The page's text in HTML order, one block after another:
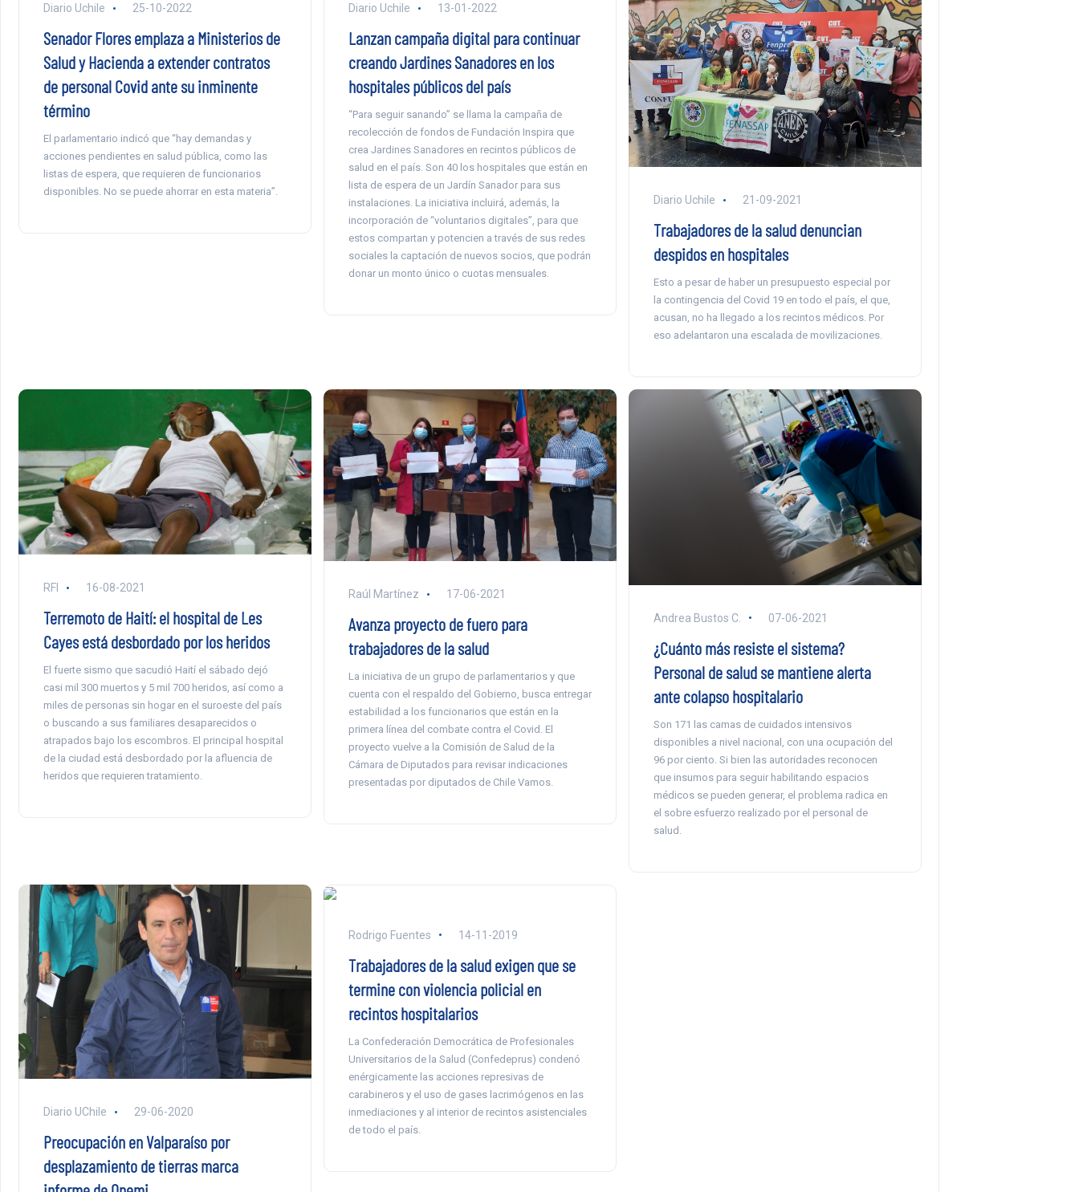
Diario Uchile 25-10-2022
Senador Flores emplaza a Ministerios de
Salud y Hacienda a extender contratos
de personal Covid ante su inminente
término
El parlamentario indicó que “hay demandas y
acciones pendientes en salud pública, como las
listas de espera, que requieren de funcionarios
disponibles. No se puede ahorrar en esta materia”.
Diario Uchile 13-01-2022
Lanzan campaña digital para continuar
creando Jardines Sanadores en los
hospitales públicos del país
“Para seguir sanando” se llama la campaña de
recolección de fondos de Fundación Inspira que
crea Jardines Sanadores en recintos públicos de
salud en el país. Son 40 los hospitales que están en
lista de espera de un Jardín Sanador para sus
instalaciones. La iniciativa incluirá, además, la
incorporación de “voluntarios digitales”, para que
estos compartan y potencien a través de sus redes
sociales la captación de nuevos socios, que podrán
donar un monto único o cuotas mensuales.
Diario Uchile 21-09-2021
Trabajadores de la salud denuncian
despidos en hospitales
Esto a pesar de haber un presupuesto especial por
la contingencia del Covid 19 en todo el país, el que,
acusan, no ha llegado a los recintos médicos. Por
eso adelantaron una escalada de movilizaciones.
RFI 16-08-2021
Terremoto de Haití: el hospital de Les
Cayes está desbordado por los heridos
El fuerte sismo que sacudió Haití el sábado dejó
casi mil 300 muertos y 5 mil 700 heridos, así como a
miles de personas sin hogar en el suroeste del país
o buscando a sus familiares desaparecidos o
atrapados bajo los escombros. El principal hospital
de la ciudad está desbordado por la afluencia de
heridos que requieren tratamiento.
Raúl Martínez 17-06-2021
Avanza proyecto de fuero para
trabajadores de la salud
La iniciativa de un grupo de parlamentarios y que
cuenta con el respaldo del Gobierno, busca entregar
estabilidad a los funcionarios que están en la
primera línea del combate contra el Covid. El
proyecto vuelve a la Comisión de Salud de la
Cámara de Diputados para revisar indicaciones
presentadas por diputados de Chile Vamos.
Andrea Bustos C. 07-06-2021
¿Cuánto más resiste el sistema?
Personal de salud se mantiene alerta
ante colapso hospitalario
Son 171 las camas de cuidados intensivos
disponibles a nivel nacional, con una ocupación del
96 por ciento. Si bien las autoridades reconocen
que insumos para seguir habilitando espacios
médicos se pueden generar, el problema radica en
el sobre esfuerzo realizado por el personal de
salud.
Diario UChile 29-06-2020
Preocupación en Valparaíso por
desplazamiento de tierras marca
Rodrigo Fuentes 14-11-2019
Trabajadores de la salud exigen que se
termine con violencia policial en
recintos hospitalarios
La Confederación Democrática de Profesionales
Universitarios de la Salud (Confedeprus) condenó
enérgicamente las acciones represivas de
carabineros y el uso de gases lacrimógenos en las
inmediaciones y al interior de recintos asistenciales
de todo el país.